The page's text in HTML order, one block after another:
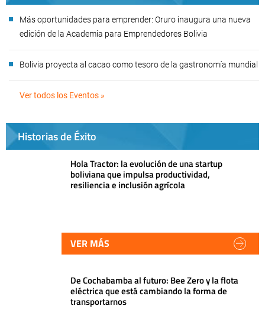
Más oportunidades para emprender: Oruro inaugura una nueva
edición de la Academia para Emprendedores Bolivia
Bolivia proyecta al cacao como tesoro de la gastronomía mundial
Ver todos los Eventos »
Historias de Éxito
Hola Tractor: la evolución de una startup
boliviana que impulsa productividad,
resiliencia e inclusión agrícola
VER MÁS
De Cochabamba al futuro: Bee Zero y la flota
eléctrica que está cambiando la forma de
transportarnos